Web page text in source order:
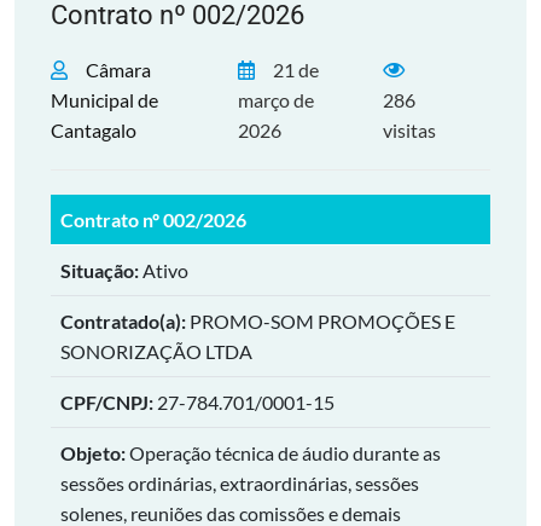
Contrato nº 002/2026
Câmara
Municipal de
Cantagalo
21 de
março de
2026
286
visitas
Contrato nº 002/2026
Situação:Ativo
Contratado(a): PROMO-SOM PROMOÇÕES E
SONORIZAÇÃO LTDA
CPF/CNPJ: 27-784.701/0001-15
Objeto:Operação técnica de áudio durante as
sessões ordinárias, extraordinárias, sessões
solenes, reuniões das comissões e demais